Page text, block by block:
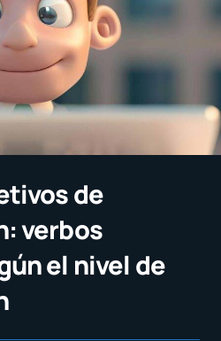
de
verbos
el nivel de